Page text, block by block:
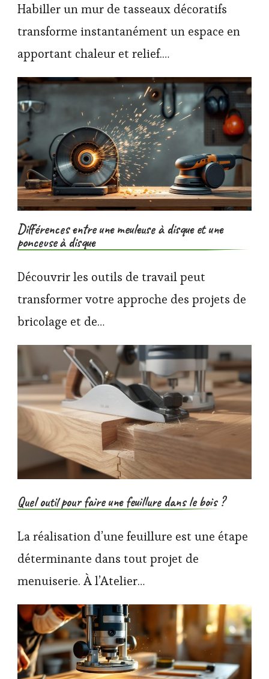
Habiller un mur de tasseaux décoratifs
transforme instantanément un espace en
apportant chaleur et relief.…
Différences entre une meuleuse à disque et une
ponceuse à disque
Découvrir les outils de travail peut
transformer votre approche des projets de
bricolage et de…
Quel outil pour faire une feuillure dans le bois ?
La réalisation d’une feuillure est une étape
déterminante dans tout projet de
menuiserie. À l’Atelier…